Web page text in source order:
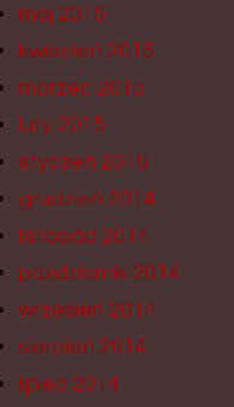
maj 2015
kwiecień 2015
marzec 2015
luty 2015
styczeń 2015
grudzień 2014
listopad 2014
październik 2014
wrzesień 2014
sierpień 2014
lipiec 2014